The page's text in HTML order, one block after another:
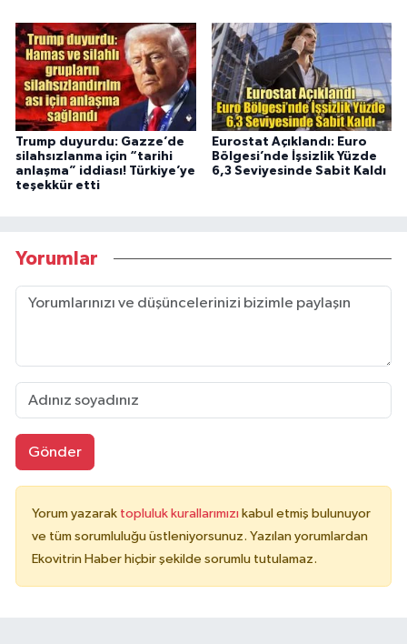
Trump duyurdu: Gazze’de
silahsızlanma için “tarihi
anlaşma” iddiası! Türkiye’ye
teşekkür etti
Eurostat Açıklandı: Euro
Bölgesi’nde İşsizlik Yüzde
6,3 Seviyesinde Sabit Kaldı
Yorumlar
Gönder
Yorum yazarak topluluk kurallarımızı kabul etmiş bulunuyor
ve tüm sorumluluğu üstleniyorsunuz. Yazılan yorumlardan
Ekovitrin Haber hiçbir şekilde sorumlu tutulamaz.